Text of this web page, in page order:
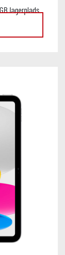
lagerplads